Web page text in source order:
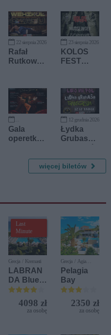
22 sierpnia 2026
Rafał
Rutkowsk
23 sierpnia 2026
KOLOS
FEST
16 października 2026
Gala
operetko
12 grudnia 2026
Łydka
Grubasa,
Transgres
ja
więcej biletów
Last
Minute
Grecja / Kremasti
LABRAN
DA Blue
Bay
Resort
4098 zł
za osobę
Grecja / Agia
Pelagia
Pelagia
Bay
2350 zł
za osobę